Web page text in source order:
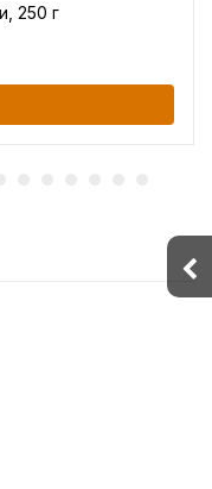
250 г